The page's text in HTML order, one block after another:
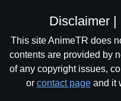
Disclaimer |
This site AnimeTR does
contents are provided by
of any copyright issues,
or contact pageand it